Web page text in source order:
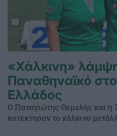
«Χάλκινη»
Παναθηναϊκό
Ελλάδος
Ο Παναγιώτης Θεμελής και η
κατέκτησαν το χάλκινο